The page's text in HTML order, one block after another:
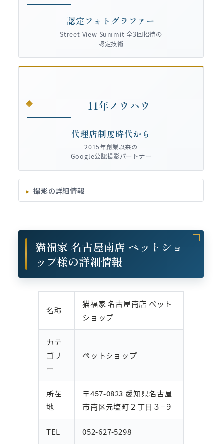
認定フォトグラファー
Street View Summit 全3回招待の
認定技術
11年ノウハウ
代理店制度時代から
2015年創業以来の
Google公認撮影パートナー
撮影の詳細情報
猫福家 名古屋南店 ペットショ
ップ様の詳細情報
名称
猫福家 名古屋南店 ペット
ショップ
カテ
ゴリ
ー
ペットショップ
所在
地
〒457-0823 愛知県名古屋
市南区元塩町２丁目３−９
TEL 052-627-5298